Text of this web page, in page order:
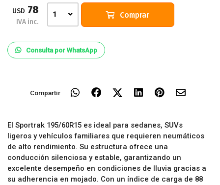
USD 78
IVA inc.
1 Comprar
Consulta por WhatsApp
Compartir
El Sportrak 195/60R15 es ideal para sedanes, SUVs
ligeros y vehículos familiares que requieren neumáticos
de alto rendimiento. Su estructura ofrece una
conducción silenciosa y estable, garantizando un
excelente desempeño en condiciones de lluvia gracias a
su adherencia en mojado. Con un índice de carga de 88